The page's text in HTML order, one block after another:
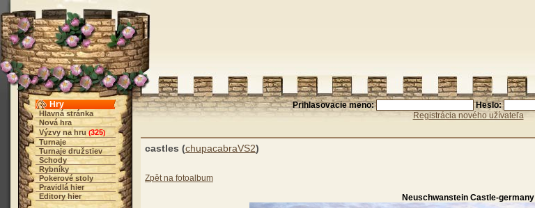
Hry
Hlavná stránka
Nová hra
Výzvy na hru (325)
Turnaje
Turnaje družstiev
Schody
Rybníky
Pokerové stoly
Pravidlá hier
Editory hier
Prihlasovacie meno:
Heslo:
Registrácia nového užívateľa
castles (chupacabraVS2)
Zpět na fotoalbum
Neuschwanstein Castle-germany